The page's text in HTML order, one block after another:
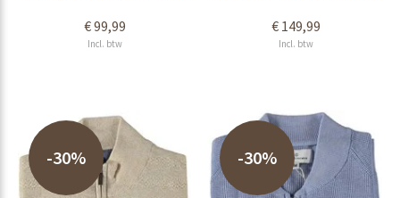
€ 99,99
Incl. btw
€ 149,99
Incl. btw
-30% -30%